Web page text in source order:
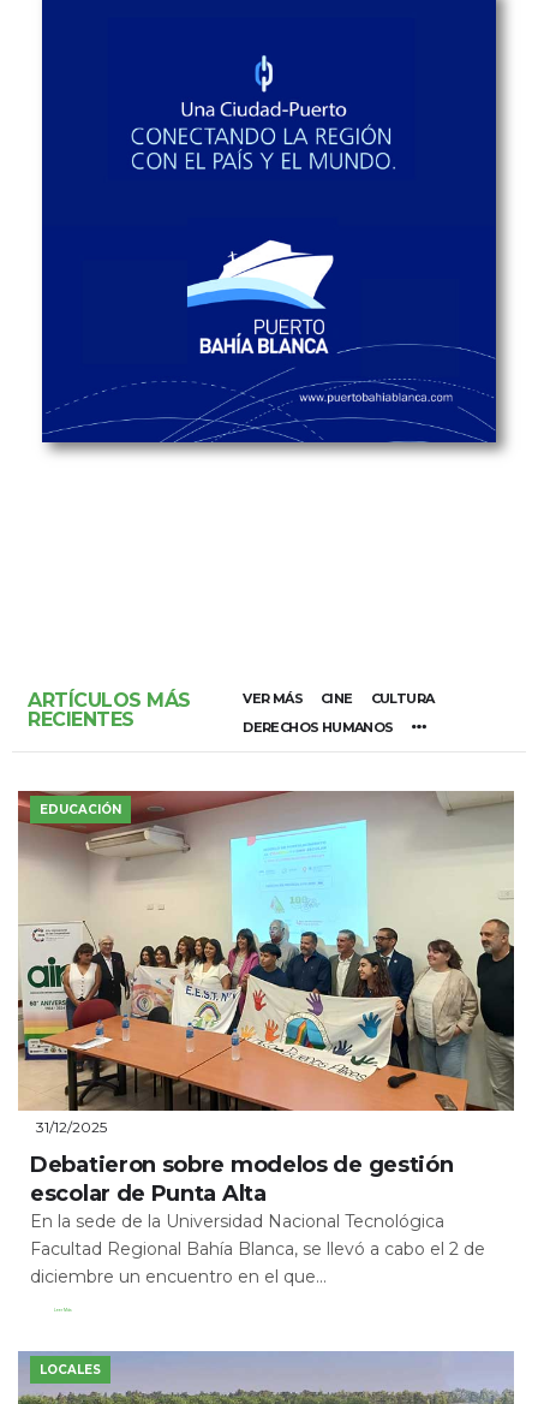
ARTÍCULOS MÁS
RECIENTES
VER MÁS CINE
CULTURA
DERECHOS HUMANOS
EDUCACIÓN
31/12/2025
Debatieron sobre modelos de gestión
escolar de Punta Alta
En la sede de la Universidad Nacional Tecnológica
Facultad Regional Bahía Blanca, se llevó a cabo el 2 de
diciembre un encuentro en el que...
Leer Más
LOCALES